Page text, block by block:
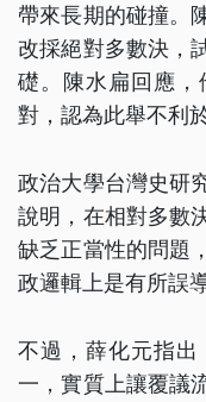
帶來長期的碰撞。
改採絕對多數決，
礎。陳水扁回應，
對，認為此舉不利
政治大學台灣史研
說明，在相對多數
缺乏正當性的問題
政邏輯上是有所誤導
不過，薛化元指出
一，實質上讓覆議